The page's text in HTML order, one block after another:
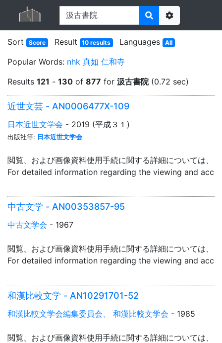
Options
Sort
Score Result 10 results Languages All
Popular Words: nhk 真如 仁和寺
Results 121 - 130 of 877 for 汲古書院(0.72 sec)
近世文芸 - AN0006477X-109
日本近世文学会 - 2019 (平成３１)
出版社等: 日本近世文学会
閲覧、および画像資料使用手続に関する詳細については、「
For detailed information regarding the viewing and
中古文学 - AN00353857-95
中古文学会 - 1967
閲覧、および画像資料使用手続に関する詳細については、「
For detailed information regarding the viewing and
和漢比較文学 - AN10291701-52
和漢比較文学会編集委員会、 和漢比較文学会 - 1985
閲覧、および画像資料使用手続に関する詳細については、「